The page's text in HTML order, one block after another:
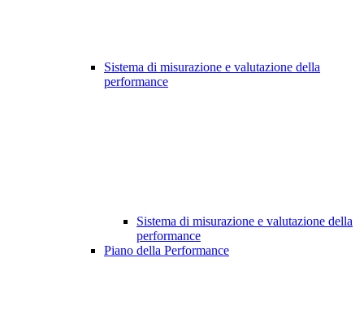
Sistema di misurazione e valutazione della
performance
Sistema di misurazione e valutazione della
performance
Piano della Performance